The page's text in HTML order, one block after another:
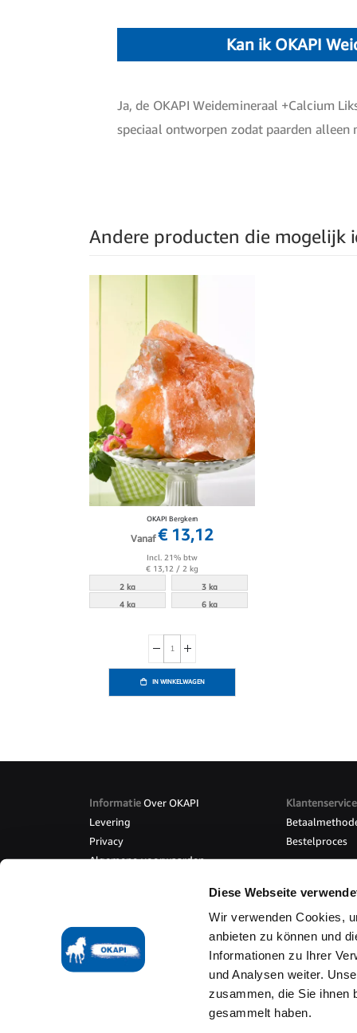
Diese Webseite
Wir verwenden Cookies,
anbieten zu können und
Informationen zu Ihrer
und Analysen weiter.
zusammen, die Sie ihnen
gesammelt haben.
Kan ik OKAPI
Ja, de OKAPI Weidemineraal +Calcium
speciaal ontworpen zodat paarden alleen
Andere producten die mogelijk
OKAPI Bergkern
Vanaf € 13,12
Incl. 21% btw
€ 13,12 / 2 kg
2 kg
3 kg
4 kg
6 kg
IN WINKELWAGEN
Informatie Over OKAPI
Levering
Privacy
Algemene voorwaarden
Klantenservice
Bestelproces
Algemene Voorwaarden Herroepingsrecht Levering
Technische uitvoering door
www.mediarox.de